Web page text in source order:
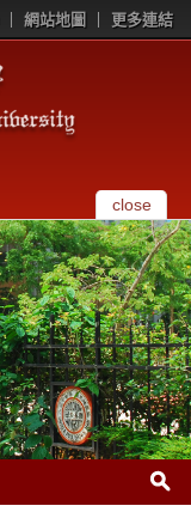
網站地圖 更多連結
close